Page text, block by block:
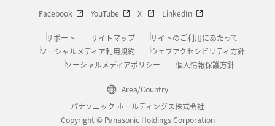
Facebook YouTube X LinkedIn
サポート サイトマップ
サイトのご利用にあたって
ソーシャルメディア利用規約
ウェブアクセシビリティ方針
ソーシャルメディアポリシー
個人情報保護方針
Area/Country
パナソニック ホールディングス株式会社
Copyright © Panasonic Holdings Corporation